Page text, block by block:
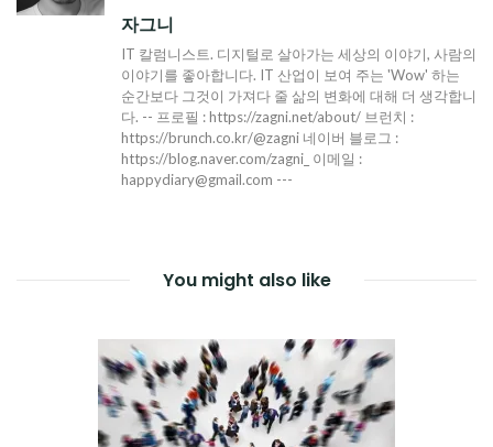
자그니
IT 칼럼니스트. 디지털로 살아가는 세상의 이야기, 사람의
이야기를 좋아합니다. IT 산업이 보여 주는 'Wow' 하는
순간보다 그것이 가져다 줄 삶의 변화에 대해 더 생각합니
다. -- 프로필 : https://zagni.net/about/ 브런치 :
https://brunch.co.kr/@zagni 네이버 블로그 :
https://blog.naver.com/zagni_ 이메일 :
happydiary@gmail.com ---
You might also like